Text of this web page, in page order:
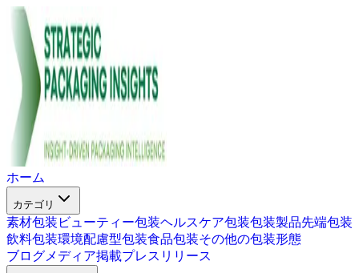
ホーム
カテゴリ
素材包装 ビューティー包装ヘルスケア包装包装製品先端包装
飲料包装環境配慮型包装食品包装その他の包装形態
ブログメディア掲載プレスリリース